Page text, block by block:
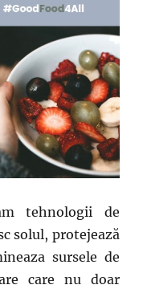
tehnologii de
solul, protejează
sursele de
care nu doar